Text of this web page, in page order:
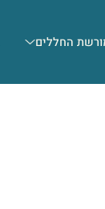
החללים